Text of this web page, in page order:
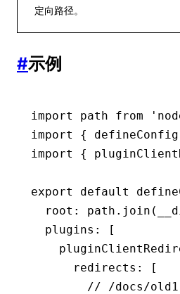
定向路径。
#示例
import path from
import
{
import
{
export default
  root
: path .join
  plugins
:
[
      redirects
:
[
// /docs/